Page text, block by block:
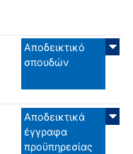
Αποδεικτικό
σπουδών
Αποδεικτικά
έγγραφα
προϋπηρεσίας